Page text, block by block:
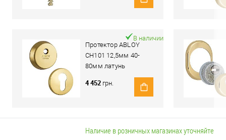
Протектор ABLOY
CH101 12,5мм 40-
80мм латунь
В наличии
4 452 грн.
Наличие в розничных магазинах уточняйте